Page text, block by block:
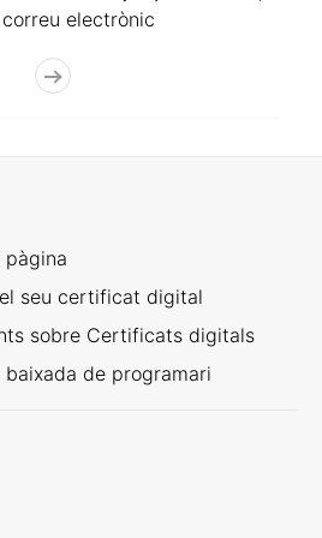
electrònic
seu certificat digital
sobre Certificats digitals
de programari